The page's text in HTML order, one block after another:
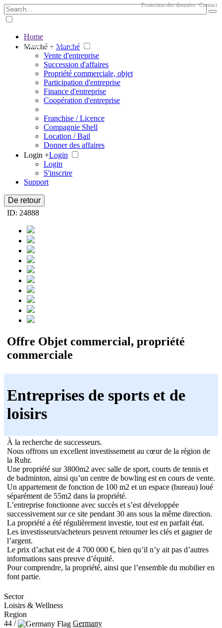
The big marketplace for business
Protection des données Contact
Home
Marché + Marché
Vente d'entreprise
Succession d'affaires
Propriété commerciale, objet
Participation d'entreprise
Finance d'entreprise
Coopération d'entreprise
Franchise / Licence
Compagnie Shell
Location / Bail
Donner des affaires
Login +Login
Login
S'inscrire
Support
De retour
ID: 24888
Offre Objet commercial, propriété
commerciale
Entreprises de sports et de
loisirs
À la recherche de successeurs.
Nous offrons un excellent investissement au cœur de la région de
la Ruhr.
Une propriété sur 3800m2 avec salle de sport, courts de tennis et
de badminton, ainsi qu’un centre de bowling est en cours de vente.
Un appartement de fonction de 100 m2 et un espace (bureau) loué
séparément de 55m2 dans la propriété.
L’entreprise fonctionne avec succès et s’est développée
successivement sur ce site pendant 30 ans sous la même direction.
La propriété a été régulièrement investie, tout est en parfait état.
Les investisseurs/acheteurs peuvent retourner les clés et gagner de
l’argent.
Le prix d’achat est de 4 700 000 €, bien qu’il n’y ait pas d’autres
informations sans preuve d’équité.
Pour comprendre, la propriété, ainsi que l’ensemble du mobilier en
font partie.
Sector
Loisirs & Wellness
Region
44 /
Germany